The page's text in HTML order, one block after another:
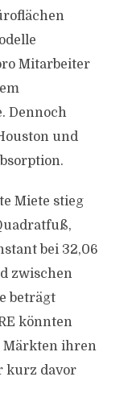
Mitarbeiter
Dennoch
und
Miete stieg
bei 32,06
zwischen
beträgt
könnten
Märkten ihren
kurz davor